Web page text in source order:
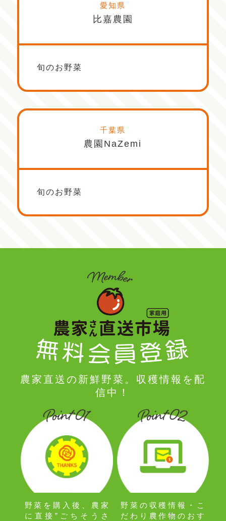
愛知県
比嘉農園
旬のお野菜
千葉県
農園NaZemi
旬のお野菜
農家直送の新鮮野菜。収穫情報を配
信中！
野菜を購入後、農家
に直接”ごちそうさ
野菜の収穫情報・こ
だわり農作物のおす